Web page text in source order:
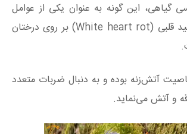
گیاهی، این گونه به عنوان یکی از عوامل
مهم پوسیدگی سفید قلبی (White heart rot) بر روی درختان
آتش‌زنه بوده و به دنبال ضربات متعدد
و آتش می‌نماید.